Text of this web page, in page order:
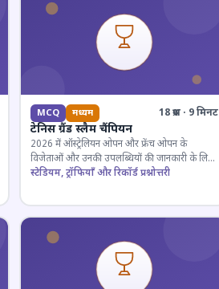
MCQ मध्यम 18 प्रश्न · 9 मिनट
टेनिस ग्रैंड स्लैम चैंपियन
2026 में ऑस्ट्रेलियन ओपन और फ्रेंच ओपन के
विजेताओं और उनकी उपलब्धियों की जानकारी के लिए
क्विज़।
स्टेडियम, ट्रॉफियाँ और रिकॉर्ड प्रश्नोत्तरी